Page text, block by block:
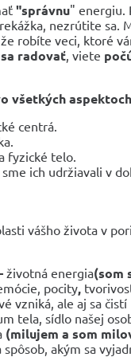
"správnu" energiu.
nezrútite sa.
robíte veci, ktoré
sa radovať , viete
všetkých
centrá.
fyzické telo.
ich udržiavali v
vášho života v
životná energia(som
pocity,
vzniká, ale aj sa čistí
tela, sídlo našej
(milujem a som
spôsob, akým sa